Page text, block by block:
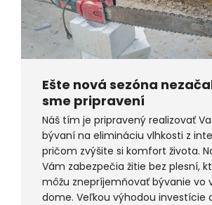
Ešte nová sezóna
sme pripravení
Náš tím je pripravený realizovať
bývaní na elimináciu vlhkosti z
pričom zvýšite si komfort života.
Vám zabezpečia žitie bez plesní,
môžu znepríjemňovať bývanie vo
dome. Veľkou výhodou investície